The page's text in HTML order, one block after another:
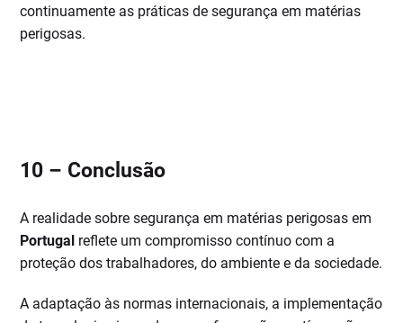
continuamente as práticas de segurança em matérias
perigosas.
10 – Conclusão
A realidade sobre segurança em matérias perigosas em
Portugal reflete um compromisso contínuo com a
proteção dos trabalhadores, do ambiente e da sociedade.
A adaptação às normas internacionais, a implementação